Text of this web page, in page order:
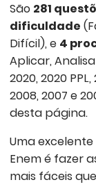
São 281
dificuldade
Difícil), e 4
Aplicar,
2020, 2020 PPL,
2008, 2007 e
desta página.
Uma
Enem é fazer
mais fáceis